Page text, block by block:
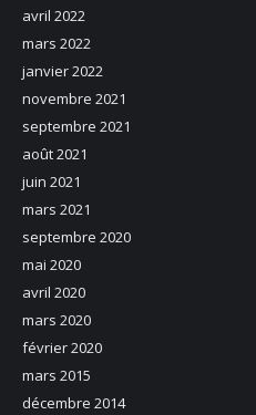
avril 2022
mars 2022
janvier 2022
novembre 2021
septembre 2021
août 2021
juin 2021
mars 2021
septembre 2020
mai 2020
avril 2020
mars 2020
février 2020
mars 2015
décembre 2014